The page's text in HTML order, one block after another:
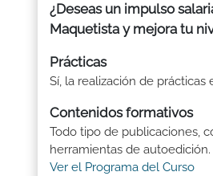
¿Deseas un impulso
Maquetista y mejora tu
Prácticas
Sí, la realización de
Contenidos formativos
Todo tipo de publicaciones,
herramientas de
Ver el Programa del Curso